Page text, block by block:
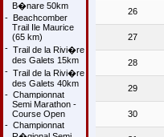
B�nare 50km
- Beachcomber
Trail Ile Maurice
(65 km)
- Trail de la Rivi�re
des Galets 15km
- Trail de la Rivi�re
des Galets 40km
- Championnat
Semi Marathon -
Course Open
- Championnat
26
27
28
29
30